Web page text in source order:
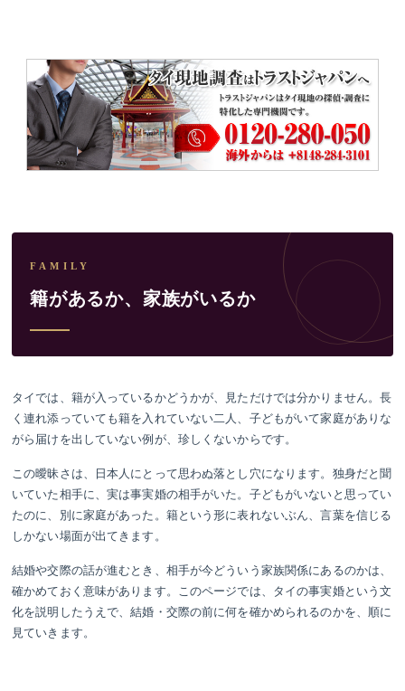
FAMILY
籍があるか、家族がいるか
タイでは、籍が入っているかどうかが、見ただけでは分かりません。長
く連れ添っていても籍を入れていない二人、子どもがいて家庭がありな
がら届けを出していない例が、珍しくないからです。
この曖昧さは、日本人にとって思わぬ落とし穴になります。独身だと聞
いていた相手に、実は事実婚の相手がいた。子どもがいないと思ってい
たのに、別に家庭があった。籍という形に表れないぶん、言葉を信じる
しかない場面が出てきます。
結婚や交際の話が進むとき、相手が今どういう家族関係にあるのかは、
確かめておく意味があります。このページでは、タイの事実婚という文
化を説明したうえで、結婚・交際の前に何を確かめられるのかを、順に
見ていきます。